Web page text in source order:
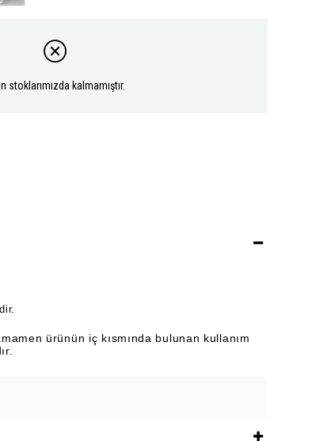
stoklarımızda kalmamıştır.
ürünün iç kısmında bulunan kullanım